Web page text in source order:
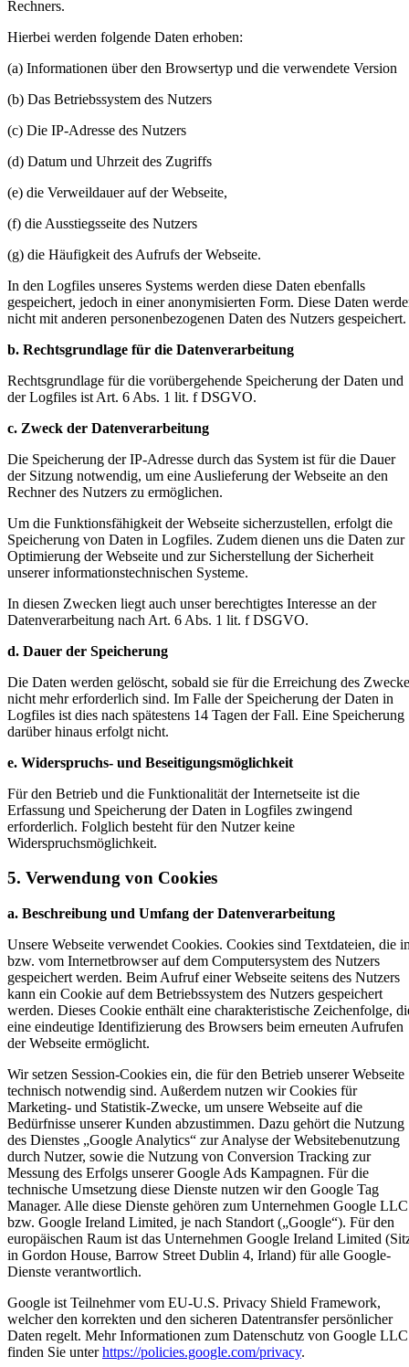
Rechners.
Hierbei werden folgende Daten erhoben:
(a) Informationen über den Browsertyp und die verwendete Version
(b) Das Betriebssystem des Nutzers
(c) Die IP-Adresse des Nutzers
(d) Datum und Uhrzeit des Zugriffs
(e) die Verweildauer auf der Webseite,
(f) die Ausstiegsseite des Nutzers
(g) die Häufigkeit des Aufrufs der Webseite.
In den Logfiles unseres Systems werden diese Daten ebenfalls
gespeichert, jedoch in einer anonymisierten Form. Diese Daten
nicht mit anderen personenbezogenen Daten des Nutzers gespeichert.
b. Rechtsgrundlage für die Datenverarbeitung
Rechtsgrundlage für die vorübergehende Speicherung der Daten und
der Logfiles ist Art. 6 Abs. 1 lit. f DSGVO.
c. Zweck der Datenverarbeitung
Die Speicherung der IP-Adresse durch das System ist für die Dauer
der Sitzung notwendig, um eine Auslieferung der Webseite an den
Rechner des Nutzers zu ermöglichen.
Um die Funktionsfähigkeit der Webseite sicherzustellen, erfolgt die
Speicherung von Daten in Logfiles. Zudem dienen uns die Daten zur
Optimierung der Webseite und zur Sicherstellung der Sicherheit
unserer informationstechnischen Systeme.
In diesen Zwecken liegt auch unser berechtigtes Interesse an der
Datenverarbeitung nach Art. 6 Abs. 1 lit. f DSGVO.
d. Dauer der Speicherung
Die Daten werden gelöscht, sobald sie für die Erreichung des
nicht mehr erforderlich sind. Im Falle der Speicherung der Daten in
Logfiles ist dies nach spätestens 14 Tagen der Fall. Eine Speicherung
darüber hinaus erfolgt nicht.
e. Widerspruchs- und Beseitigungsmöglichkeit
Für den Betrieb und die Funktionalität der Internetseite ist die
Erfassung und Speicherung der Daten in Logfiles zwingend
erforderlich. Folglich besteht für den Nutzer keine
Widerspruchsmöglichkeit.
5. Verwendung von Cookies
a. Beschreibung und Umfang der Datenverarbeitung
Unsere Webseite verwendet Cookies. Cookies sind Textdateien, die
bzw. vom Internetbrowser auf dem Computersystem des Nutzers
gespeichert werden. Beim Aufruf einer Webseite seitens des Nutzers
kann ein Cookie auf dem Betriebssystem des Nutzers gespeichert
werden. Dieses Cookie enthält eine charakteristische Zeichenfolge,
eine eindeutige Identifizierung des Browsers beim erneuten Aufrufen
der Webseite ermöglicht.
Wir setzen Session-Cookies ein, die für den Betrieb unserer Webseite
technisch notwendig sind. Außerdem nutzen wir Cookies für
Marketing- und Statistik-Zwecke, um unsere Webseite auf die
Bedürfnisse unserer Kunden abzustimmen. Dazu gehört die Nutzung
des Dienstes „Google Analytics“ zur Analyse der Websitebenutzung
durch Nutzer, sowie die Nutzung von Conversion Tracking zur
Messung des Erfolgs unserer Google Ads Kampagnen. Für die
technische Umsetzung diese Dienste nutzen wir den Google Tag
Manager. Alle diese Dienste gehören zum Unternehmen Google LLC
bzw. Google Ireland Limited, je nach Standort („Google“). Für den
europäischen Raum ist das Unternehmen Google Ireland Limited
in Gordon House, Barrow Street Dublin 4, Irland) für alle Google-
Dienste verantwortlich.
Google ist Teilnehmer vom EU-U.S. Privacy Shield Framework,
welcher den korrekten und den sicheren Datentransfer persönlicher
Daten regelt. Mehr Informationen zum Datenschutz von Google LLC
finden Sie unterhttps://policies.google.com/privacy.